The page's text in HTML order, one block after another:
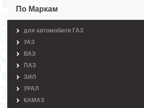
По Маркам
для автомобиля ГАЗ
УАЗ
ВАЗ
ПАЗ
ЗИЛ
УРАЛ
КАМАЗ